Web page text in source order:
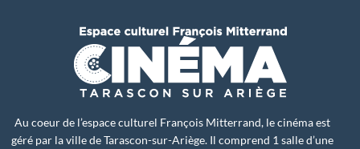
Au coeur de l’espace culturel François Mitterrand, le cinéma est
géré par la ville de Tarascon-sur-Ariège. Il comprend 1 salle d’une